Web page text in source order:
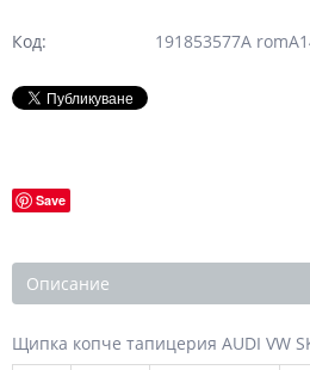
Код: 191853577A
Save
Описание
Щипка копче тапицерия AUDI VW